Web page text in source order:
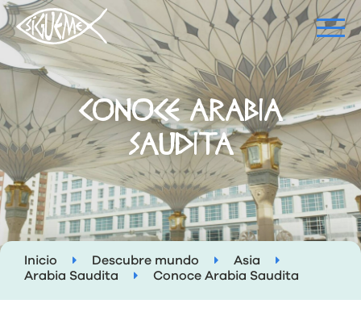
CONOCE ARABIA
SAUDITA
Inicio Descubre mundo
Asia
Arabia Saudita
Conoce Arabia Saudita